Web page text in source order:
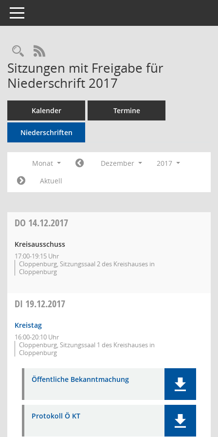
Toggle navigation
Rechercheauswahl
RSS-Feed
Sitzungen mit Freigabe für
Niederschrift 2017
Kalender Termine
Niederschriften
Monat Dezember
2017
Aktuell
DO 14.12.2017
Kreisausschuss
17:00-19:15 Uhr
Cloppenburg, Sitzungssaal 2 des Kreishauses in
Cloppenburg
DI 19.12.2017
Kreistag
16:00-20:10 Uhr
Cloppenburg, Sitzungssaal 1 des Kreishauses in
Cloppenburg
Öffentliche Bekanntmachung
Protokoll Ö KT